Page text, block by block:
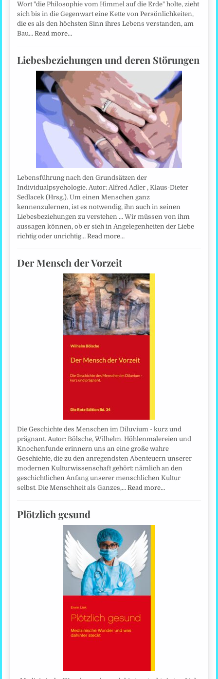
Wort "die Philosophie vom Himmel auf die Erde" holte, zieht
sich bis in die Gegenwart eine Kette von Persönlichkeiten,
die es als den höchsten Sinn ihres Lebens verstanden, am
Bau…Read more…
Liebesbeziehungen und deren Störungen
Lebensführung nach den Grundsätzen der
Individualpsychologie. Autor: Alfred Adler , Klaus-Dieter
Sedlacek (Hrsg.). Um einen Menschen ganz
kennenzulernen, ist es notwendig, ihn auch in seinen
Liebesbeziehungen zu verstehen ... Wir müssen von ihm
aussagen können, ob er sich in Angelegenheiten der Liebe
richtig oder unrichtig…Read more…
Der Mensch der Vorzeit
Die Geschichte des Menschen im Diluvium - kurz und
prägnant. Autor: Bölsche, Wilhelm. Höhlenmalereien und
Knochenfunde erinnern uns an eine große wahre
Geschichte, die zu den anregendsten Abenteuern unserer
modernen Kulturwissenschaft gehört: nämlich an den
geschichtlichen Anfang unserer menschlichen Kultur
selbst. Die Menschheit als Ganzes,…Read more…
Plötzlich gesund